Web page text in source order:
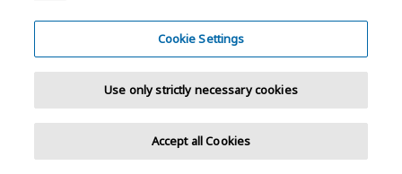
キオクシア株式会社ウェブサイト（製品・研究開
キオクシア株式会社ホーム
Cookie Settings
Use only strictly necessary cookies
Accept all Cookies